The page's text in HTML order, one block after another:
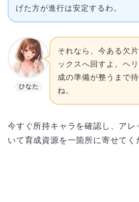
げた方が進行は安定するわ。
ひなた
それなら、今ある欠
ックスへ回すよ。ヘ
成の準備が整うまで
ね。
今すぐ所持キャラを確認し、アレ
いて育成資源を一箇所に寄せてく